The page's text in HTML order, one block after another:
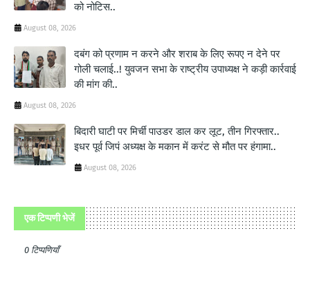
को नोटिस..
August 08, 2026
दबंग को प्रणाम न करने और शराब के लिए रूपए न देने पर
गोली चलाई..! युवजन सभा के राष्ट्रीय उपाध्यक्ष ने कड़ी कार्रवाई
की मांग की..
August 08, 2026
बिदारी घाटी पर मिर्ची पाउडर डाल कर लूट, तीन गिरफ्तार..
इधर पूर्व जिपं अध्यक्ष के मकान में करंट से मौत पर हंगामा..
August 08, 2026
एक टिप्पणी भेजें
0 टिप्पणियाँ